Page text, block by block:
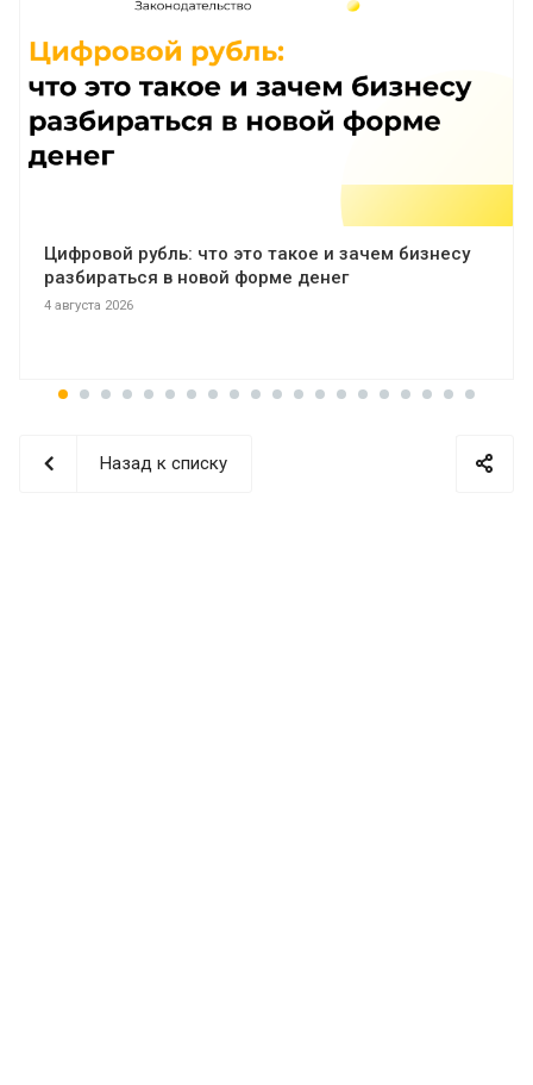
Цифровой рубль: что это такое и зачем бизнесу
разбираться в новой форме денег
4 августа 2026
Назад к списку